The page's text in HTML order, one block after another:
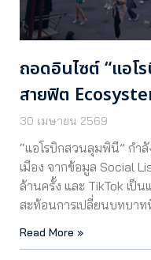
ถอดอินไซต์ “แอโ
สายฟิต
30 เมษายน 2569
“แอโรบิกสวนลุมพินี” กำ
เมือง จากข้อมูล Social
ล้านครั้ง และ TikTok เป็
สะท้อนการเปลี่ยนบทบา
Read More »